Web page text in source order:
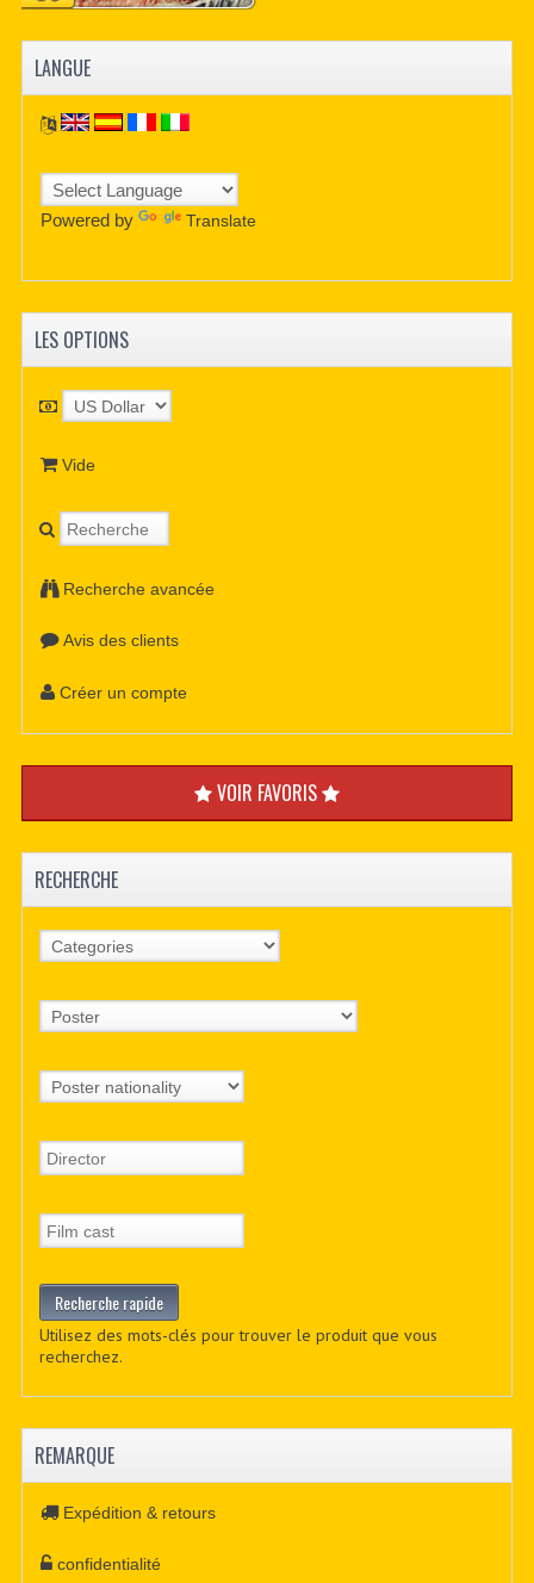
LANGUE
Powered by Translate
LES OPTIONS
Vide
Recherche avancée
Avis des clients
Créer un compte
VOIR FAVORIS
RECHERCHE
Utilisez des mots-clés pour trouver le produit que vous
recherchez.
REMARQUE
Expédition & retours
confidentialité